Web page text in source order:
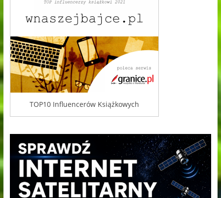
TOP10 Influencerów Książkowych